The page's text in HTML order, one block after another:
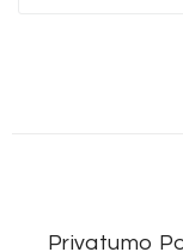
Privatumo